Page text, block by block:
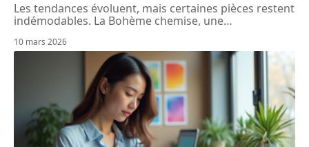
Les tendances évoluent, mais certaines pièces restent
indémodables. La Bohème chemise, une…
10 mars 2026